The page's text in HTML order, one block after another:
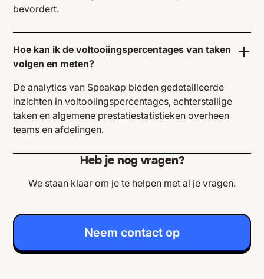
bevordert.
Hoe kan ik de voltooiingspercentages van taken
volgen en meten?
De analytics van Speakap bieden gedetailleerde
inzichten in voltooiingspercentages, achterstallige
taken en algemene prestatiestatistieken overheen
teams en afdelingen.
Heb je nog vragen?
We staan klaar om je te helpen met al je vragen.
Neem contact op